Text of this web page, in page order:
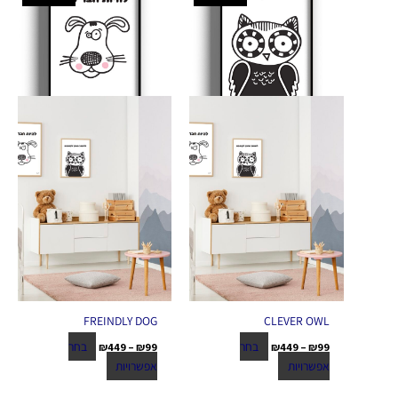
CLEVER OWL
₪99
–
₪449
עד
⁦₪449⁩
בחר
אפשרויות
יש
מספר
סוגים.
ניתן
האפשרויות
בעמוד
FREINDLY DOG
₪99
–
₪449
⁦₪99⁩
עד
⁦₪449⁩
בחר
אפשרויות
יש
מספר
סוגים.
האפשרויות
בעמוד